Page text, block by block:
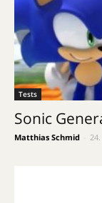
Tests
Sonic
Matthias Schmid